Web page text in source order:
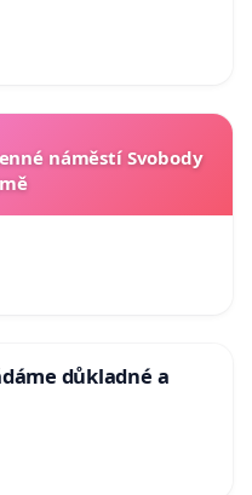
náměstí Svobody
důkladné a